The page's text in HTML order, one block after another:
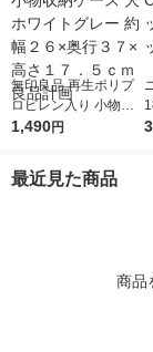
無印良品 再生ポリプ
ロピレン入り 小物収
納ケース 大 ホワイト
ｍ 良品計画
1,490円
最近見た商品
商品